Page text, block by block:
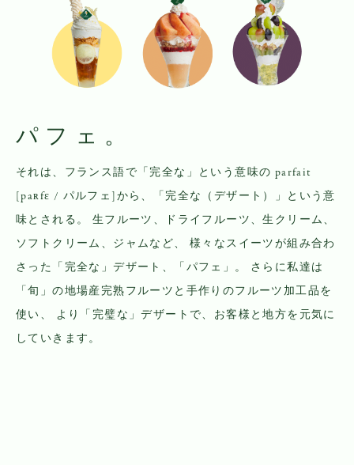
パフェ。
それは、フランス語で「完全な」という意味の parfait
[paʀfɛ / パルフェ]から、「完全な（デザート）」という意
味とされる。
生フルーツ、ドライフルーツ、生クリーム、
ソフトクリーム、ジャムなど、
様々なスイーツが組み合わ
さった「完全な」デザート、「パフェ」。
さらに私達は
「旬」の地場産完熟フルーツと手作りのフルーツ加工品を
使い、
より「完璧な」デザートで、お客様と地方を元気に
していきます。